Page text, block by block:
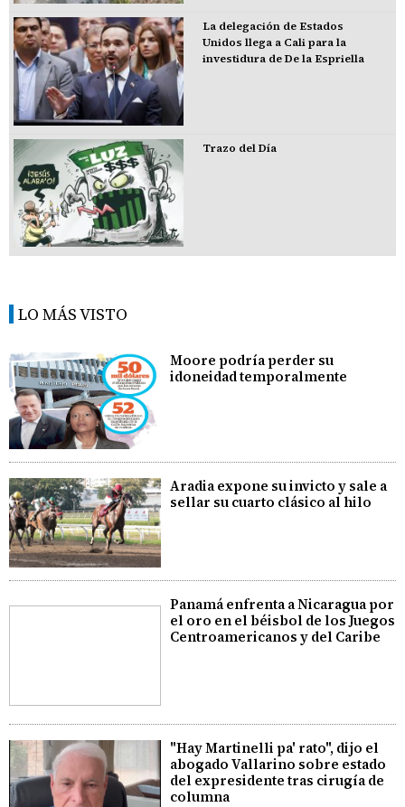
La delegación de Estados
Unidos llega a Cali para la
investidura de De la Espriella
Trazo del Día
LO MÁS VISTO
Moore podría perder su
idoneidad temporalmente
Aradia expone su invicto y sale a
sellar su cuarto clásico al hilo
Panamá enfrenta a Nicaragua por
el oro en el béisbol de los Juegos
Centroamericanos y del Caribe
"Hay Martinelli pa' rato", dijo el
abogado Vallarino sobre estado
del expresidente tras cirugía de
columna